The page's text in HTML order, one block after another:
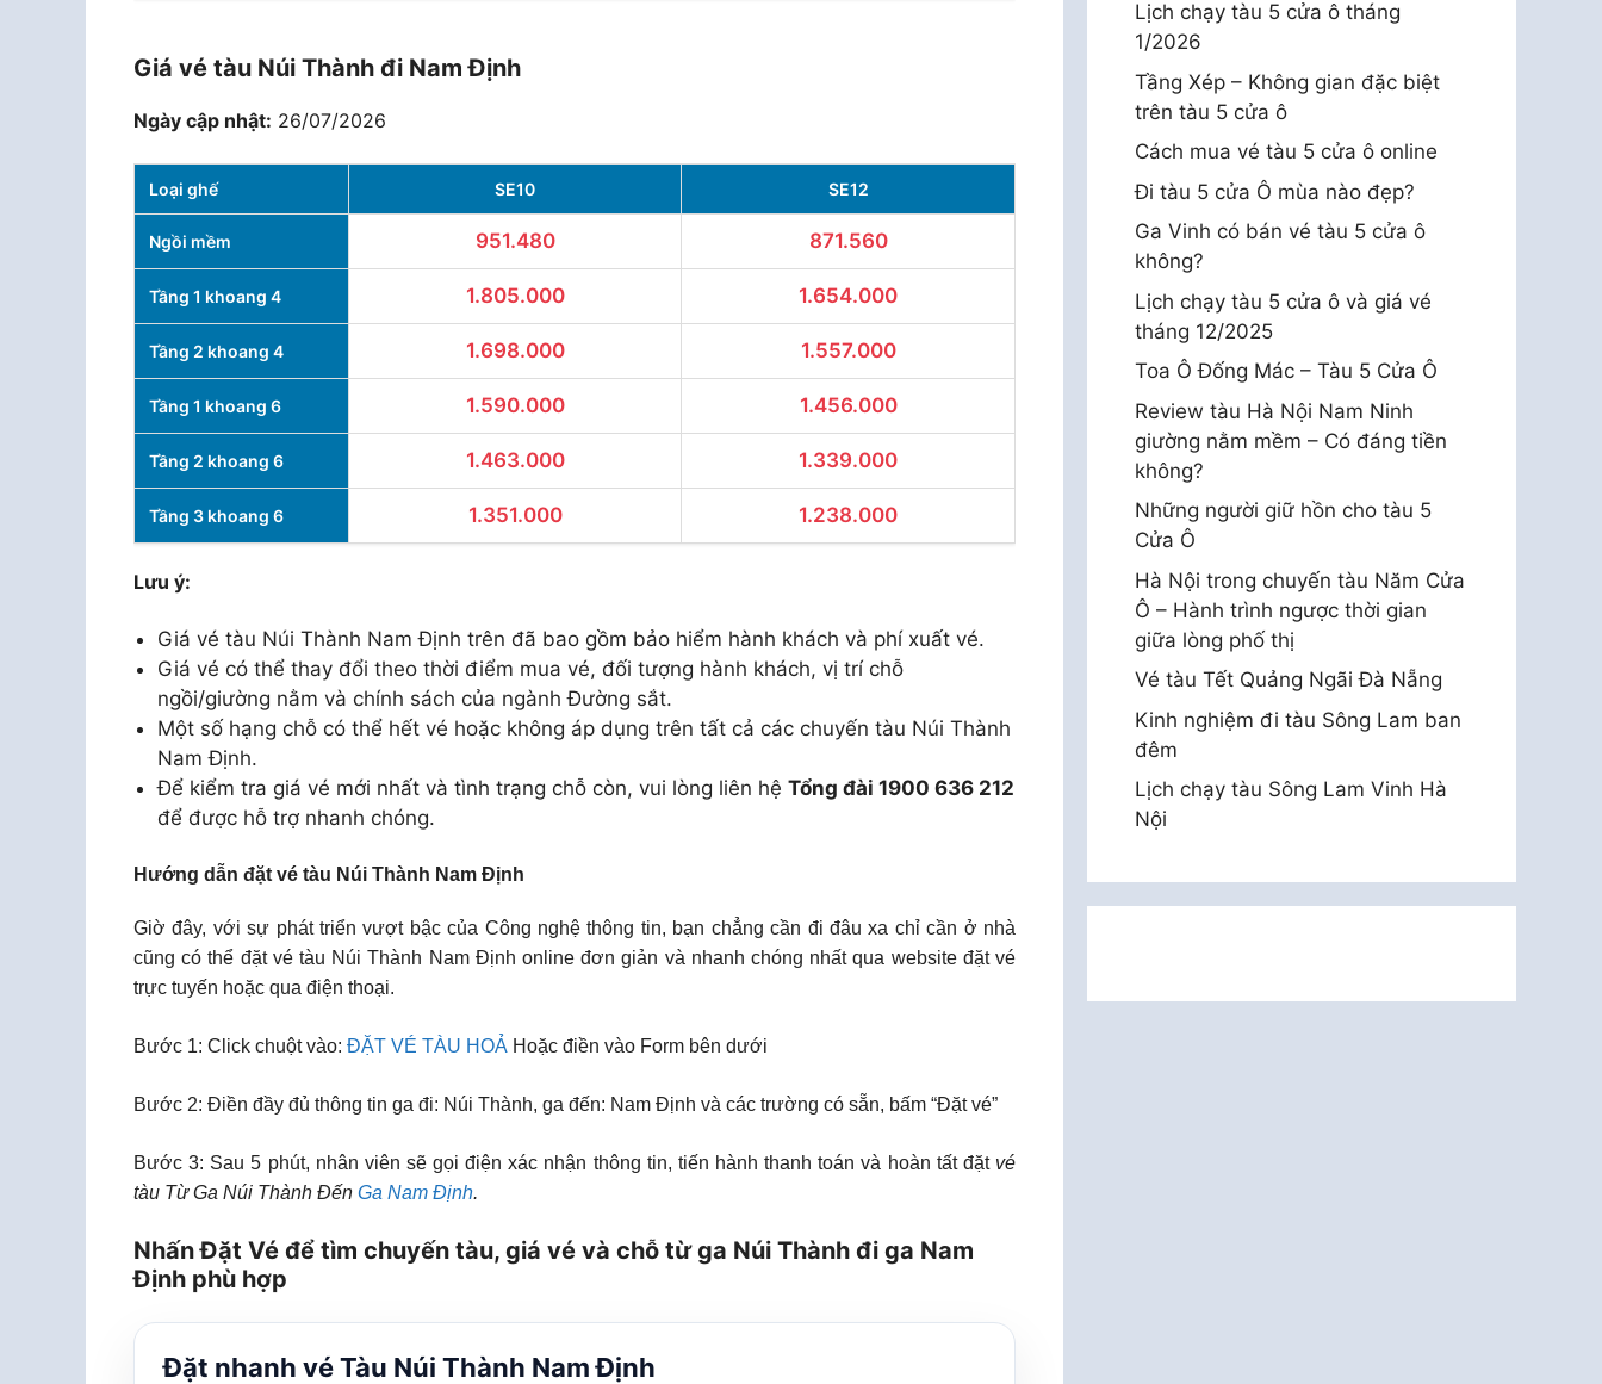
Giá vé tàu Núi Thành đi Nam Định
Ngày cập nhật: 26/07/2026
Loại ghế SE10 SE12
Ngồi mềm 951.480 871.560
Tầng 1 khoang 4 1.805.000 1.654.000
Tầng 2 khoang 4 1.698.000 1.557.000
Tầng 1 khoang 6 1.590.000 1.456.000
Tầng 2 khoang 6 1.463.000 1.339.000
Tầng 3 khoang 6 1.351.000 1.238.000
Lưu ý:
Giá vé tàu Núi Thành Nam Định trên đã bao gồm bảo hiểm hành khách và phí xuất vé.
Giá vé có thể thay đổi theo thời điểm mua vé, đối tượng hành khách, vị trí chỗ
ngồi/giường nằm và chính sách của ngành Đường sắt.
Một số hạng chỗ có thể hết vé hoặc không áp dụng trên tất cả các chuyến tàu Núi Thành
Nam Định.
Để kiểm tra giá vé mới nhất và tình trạng chỗ còn, vui lòng liên hệ Tổng đài 1900 636 212
để được hỗ trợ nhanh chóng.
Hướng dẫn đặt vé tàu Núi Thành Nam Định
Giờ đây, với sự phát triển vượt bậc của Công nghệ thông tin, bạn chẳng cần đi đâu xa chỉ cần ở nhà
cũng có thể đặt vé tàu Núi Thành Nam Định online đơn giản và nhanh chóng nhất qua website đặt vé
trực tuyến hoặc qua điện thoại.
Bước 1: Click chuột vào: ĐẶT VÉ TÀU HOẢ Hoặc điền vào Form bên dưới
Bước 2: Điền đầy đủ thông tin ga đi: Núi Thành, ga đến: Nam Định và các trường có sẵn, bấm “Đặt vé”
Bước 3: Sau 5 phút, nhân viên sẽ gọi điện xác nhận thông tin, tiến hành thanh toán và hoàn tất đặt vé
tàu Từ Ga Núi Thành Đến Ga Nam Định.
Nhấn Đặt Vé để tìm chuyến tàu, giá vé và chỗ từ ga Núi Thành đi ga Nam
Định phù hợp
Đặt nhanh vé Tàu Núi Thành Nam Định
Lịch chạy tàu 5 cửa ô tháng
1/2026
Tầng Xép – Không gian đặc biệt
trên tàu 5 cửa ô
Cách mua vé tàu 5 cửa ô online
Đi tàu 5 cửa Ô mùa nào đẹp?
Ga Vinh có bán vé tàu 5 cửa ô
không?
Lịch chạy tàu 5 cửa ô và giá vé
tháng 12/2025
Toa Ô Đống Mác – Tàu 5 Cửa Ô
Review tàu Hà Nội Nam Ninh
giường nằm mềm – Có đáng tiền
không?
Những người giữ hồn cho tàu 5
Cửa Ô
Hà Nội trong chuyến tàu Năm Cửa
Ô – Hành trình ngược thời gian
giữa lòng phố thị
Vé tàu Tết Quảng Ngãi Đà Nẵng
Kinh nghiệm đi tàu Sông Lam ban
đêm
Lịch chạy tàu Sông Lam Vinh Hà
Nội